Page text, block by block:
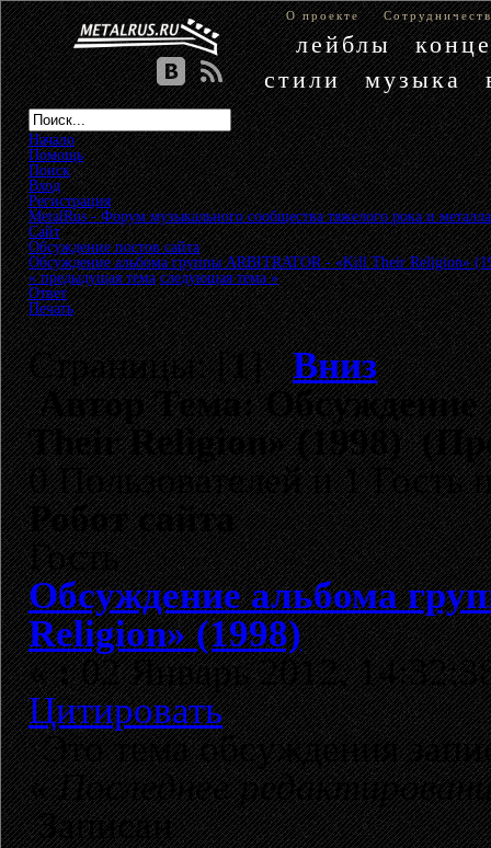
О проекте
лейблы
стили
музыка
Начало
Помощь
Поиск
Вход
Регистрация
MetalRus - Форум музыкального сообщества тяжелого рока и металла
Сайт»
Обсуждение постов сайта»
Обсуждение альбома группы ARBITRATOR - «Kill Their Religion»
« предыдущая тема следующая тема »
Ответ
Печать
Страницы: [1]Вниз
АвторТема: Обсуждение
Their Religion» (1998)
0 Пользователей и 1 Гость
Робот сайта
Гость
Обсуждение альбома
Religion» (1998)
«:02 Январь 2012,
Цитировать
Это тема обсуждения
«Последнее
Записан